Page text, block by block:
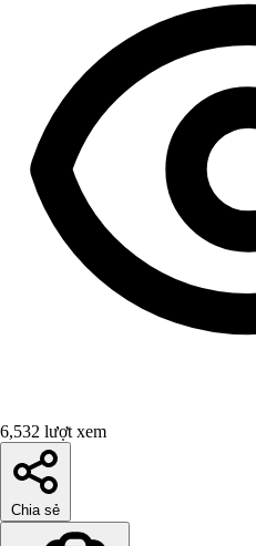
6,532 lượt xem
Chia sẻ